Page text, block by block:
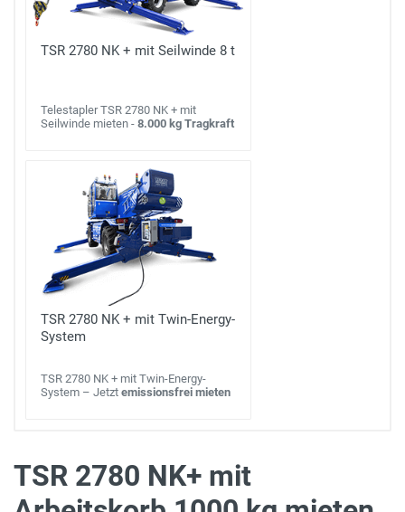
TSR 2780 NK + mit Seilwinde 8 t
Telestapler TSR 2780 NK + mit
Seilwinde mieten - 8.000 kg Tragkraft
TSR 2780 NK + mit Twin-Energy-
System
TSR 2780 NK + mit Twin-Energy-
System – Jetzt emissionsfrei mieten
TSR 2780 NK+ mit